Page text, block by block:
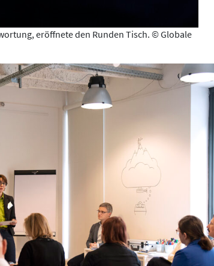
eröffnete den Runden Tisch. © Globale